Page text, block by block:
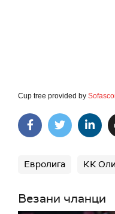
Cup tree provided by
Евролига КК
Везани чланци